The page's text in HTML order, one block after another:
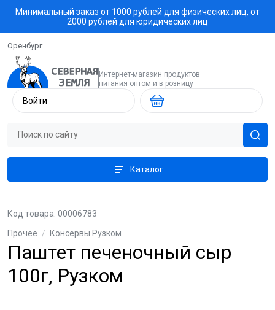
Минимальный заказ от 1000 рублей для физических лиц, от
2000 рублей для юридических лиц
Оренбург
Интернет-магазин продуктов
питания оптом и в розницу
Войти
Каталог
Прочее / Консервы Рузком
Паштет печеночный сыр
100г, Рузком
Код товара: 00006783